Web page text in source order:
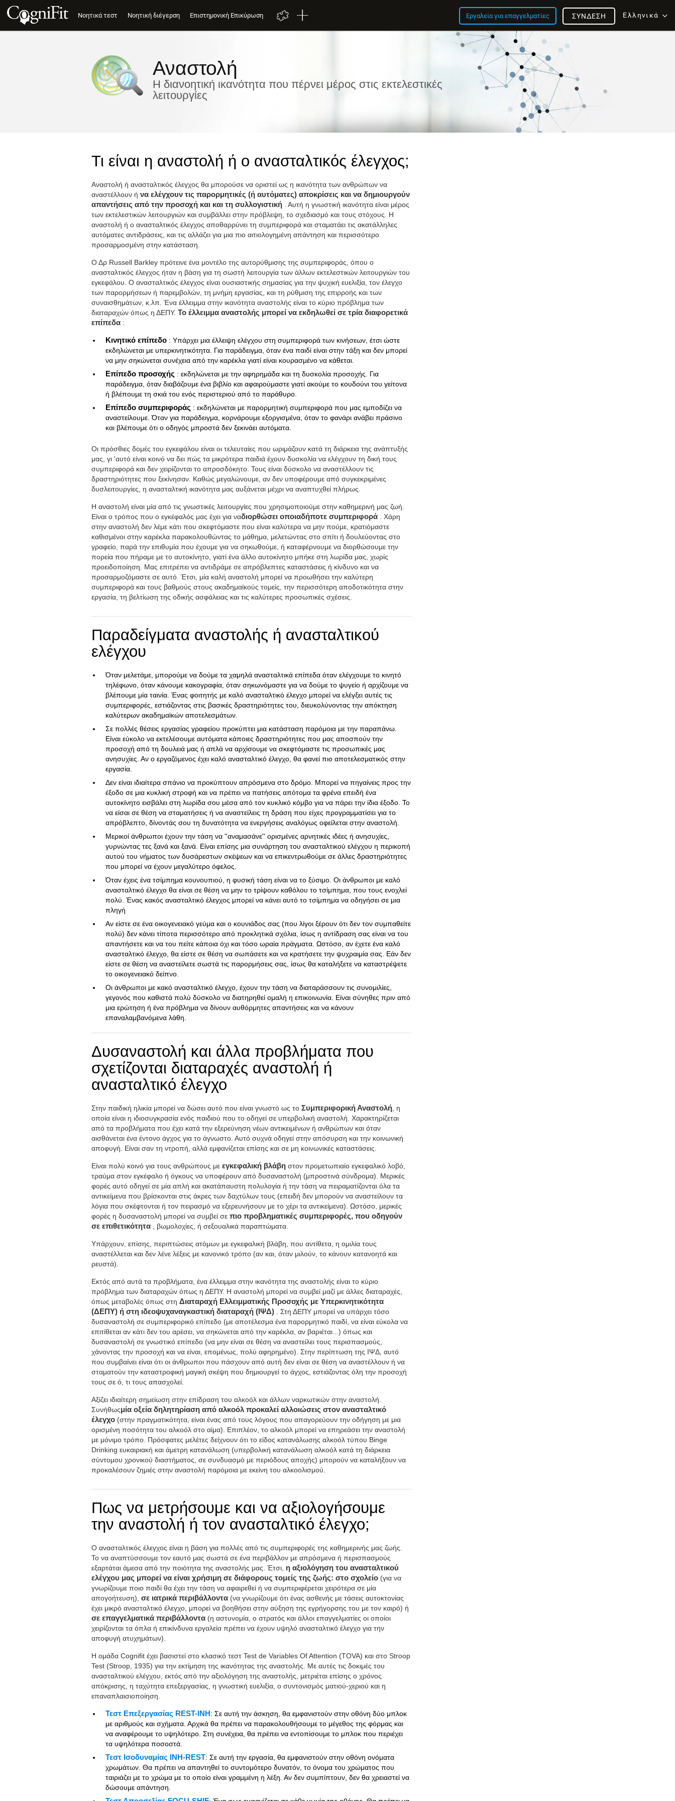
Νοητικά τεστ Νοητική διέγερση Επιστημονική Επικύρωση Εργαλεία για επαγγελματίες Ελληνικά
ΣΎΝΔΕΣΗ
Αναστολή
Η διανοητική ικανότητα που πέρνει μέρος στις εκτελεστικές
λειτουργίες
Τι είναι η αναστολή ή ο ανασταλτικός έλεγχος;
Αναστολή ή ανασταλτικός έλεγχος θα μπορούσε να οριστεί ως η ικανότητα των ανθρώπων να
αναστέλλουν ή να ελέγχουν τις παρορμητικές (ή αυτόματες) αποκρίσεις και να δημιουργούν
απαντήσεις από την προσοχή και και τη συλλογιστική
. Αυτή η γνωστική ικανότητα είναι μέρος
των εκτελεστικών λειτουργιών και συμβάλλει στην πρόβλεψη, το σχεδιασμό και τους στόχους. Η
αναστολή ή ο ανασταλτικός έλεγχος αποθαρρύνει τη συμπεριφορά και σταματάει τις ακατάλληλες
αυτόματες αντιδράσεις, και τις αλλάζει για μια πιο αιτιολογημένη απάντηση και περισσότερο
προσαρμοσμένη στην κατάσταση.
Ο Δρ Russell Barkley πρότεινε ένα μοντέλο της αυτορύθμισης της συμπεριφοράς, όπου ο
ανασταλτικός έλεγχος ήταν η βάση για τη σωστή λειτουργία των άλλων εκτελεστικών λειτουργιών του
εγκεφάλου. Ο ανασταλτικός έλεγχος είναι ουσιαστικής σημασίας για την ψυχική ευελιξία, τον έλεγχο
των παρορμήσεων ή παρεμβολών, τη μνήμη εργασίας, και τη ρύθμιση της επιρροής και των
συναισθημάτων, κ.λπ. Ένα έλλειμμα στην ικανότητα αναστολής είναι το κύριο πρόβλημα των
διαταραχών όπως η ΔΕΠΥ. Το έλλειμμα αναστολής μπορεί να εκδηλωθεί σε τρία διαφορετικά
επίπεδα :
Κινητικό επίπεδο : Υπάρχει μια έλλειψη ελέγχου στη συμπεριφορά των κινήσεων, έτσι ώστε
εκδηλώνεται με υπερκινητικότητα. Για παράδειγμα, όταν ένα παιδί είναι στην τάξη και δεν μπορεί
να μην σηκώνεται συνέχεια από την καρέκλα γιατί είναι κουρασμένο να κάθεται.
Επίπεδο προσοχής : εκδηλώνεται με την αφηρημάδα και τη δυσκολία προσοχής. Για
παράδειγμα, όταν διαβάζουμε ένα βιβλίο και αφαιρούμαστε γιατί ακούμε το κουδούνι του γείτονα
ή βλέπουμε τη σκιά του ενός περιστεριού από το παράθυρο.
Επίπεδο συμπεριφοράς : εκδηλώνεται με παρορμητική συμπεριφορά που μας εμποδίζει να
αναστείλουμε. Όταν για παράδειγμα, κορνάρουμε εξοργισμένα, όταν το φανάρι ανάβει πράσινο
και βλέπουμε ότι ο οδηγός μπροστά δεν ξεκινάει αυτόματα.
Οι πρόσθιες δομές του εγκεφάλου είναι οι τελευταίες που ωριμάζουν κατά τη διάρκεια της ανάπτυξής
μας, γι 'αυτό είναι κοινό να δει πώς τα μικρότερα παιδιά έχουν δυσκολία να ελέγχουν τη δική τους
συμπεριφορά και δεν χειρίζονται το απροσδόκητο. Τους είναι δύσκολο να αναστέλλουν τις
δραστηριότητες που ξεκίνησαν. Καθώς μεγαλώνουμε, αν δεν υποφέρουμε από συγκεκριμένες
δυσλειτουργίες, η ανασταλτική ικανότητα μας αυξάνεται μέχρι να αναπτυχθεί πλήρως.
Η αναστολή είναι μία από τις γνωστικές λειτουργίες που χρησιμοποιούμε στην καθημερινή μας ζωή.
Είναι ο τρόπος που ο εγκέφαλός μας έχει για ναδιορθώσει οποιαδήποτε συμπεριφορά
. Χάρη
στην αναστολή δεν λέμε κάτι που σκεφτόμαστε που είναι καλύτερα να μην πούμε, κρατιόμαστε
καθισμένοι στην καρέκλα παρακολουθώντας το μάθημα, μελετώντας στο σπίτι ή δουλεύοντας στο
γραφείο, παρά την επιθυμία που έχουμε για να σηκωθούμε, ή καταφέρνουμε να διορθώσουμε την
πορεία που πήραμε με το αυτοκίνητο, γιατί ένα άλλο αυτοκίνητο μπήκε στη λωρίδα μας, χωρίς
προειδοποίηση. Μας επιτρέπει να αντιδράμε σε απρόβλεπτες καταστάσεις ή κίνδυνο και να
προσαρμοζόμαστε σε αυτό. Έτσι, μία καλή αναστολή μπορεί να προωθήσει την καλύτερη
συμπεριφορά και τους βαθμούς στους ακαδημαϊκούς τομείς, την περισσότερη αποδοτικότητα στην
εργασία, τη βελτίωση της οδικής ασφάλειας και τις καλύτερες προσωπικές σχέσεις.
Παραδείγματα αναστολής ή ανασταλτικού
ελέγχου
Όταν μελετάμε, μπορούμε να δούμε τα χαμηλά ανασταλτικά επίπεδα όταν ελέγχουμε το κινητό
τηλέφωνο, όταν κάνουμε κακογραφία, όταν σηκωνόμαστε για να δούμε το ψυγείο ή αρχίζουμε να
βλέπουμε μία ταινία. Ένας φοιτητής με καλό ανασταλτικό έλεγχο μπορεί να ελέγξει αυτές τις
συμπεριφορές, εστιάζοντας στις βασικές δραστηριότητες του, διευκολύνοντας την απόκτηση
καλύτερων ακαδημαϊκών αποτελεσμάτων.
Σε πολλές θέσεις εργασίας γραφείου προκύπτει μια κατάσταση παρόμοια με την παραπάνω.
Είναι εύκολο να εκτελέσουμε αυτόματα κάποιες δραστηριότητες που μας αποσπούν την
προσοχή από τη δουλειά μας ή απλά να αρχίσουμε να σκεφτόμαστε τις προσωπικές μας
ανησυχίες. Αν ο εργαζόμενος έχει καλό ανασταλτικό έλεγχο, θα φανεί πιο αποτελεσματικός στην
εργασία.
Δεν είναι ιδιαίτερα σπάνιο να προκύπτουν απρόσμενα στο δρόμο. Μπορεί να πηγαίνεις προς την
έξοδο σε μια κυκλική στροφή και να πρέπει να πατήσεις απότομα τα φρένα επειδή ένα
αυτοκίνητο εισβάλει στη λωρίδα σου μέσα από τον κυκλικό κόμβο για να πάρει την ίδια έξοδο. Το
να είσαι σε θέση να σταματήσεις ή να αναστείλεις τη δράση που είχες προγραμματίσει για το
απρόβλεπτο, δίνοντάς σου τη δυνατότητα να ενεργήσεις αναλόγως οφείλεται στην αναστολή.
Μερικοί άνθρωποι έχουν την τάση να ''αναμασάνε'' ορισμένες αρνητικές ιδέες ή ανησυχίες,
γυρνώντας τες ξανά και ξανά. Είναι επίσης μια συνάρτηση του ανασταλτικού ελέγχου η περικοπή
αυτού του νήματος των δυσάρεστων σκέψεων και να επικεντρωθούμε σε άλλες δραστηριότητες
που μπορεί να έχουν μεγαλύτερο όφελος.
Όταν έχεις ένα τσίμπημα κουνουπιού, η φυσική τάση είναι να το ξύσιμο. Οι άνθρωποι με καλό
ανασταλτικό έλεγχο θα είναι σε θέση να μην το τρίψουν καθόλου το τσίμπημα, που τους ενοχλεί
πολύ. Ένας κακός ανασταλτικό έλεγχος μπορεί να κάνει αυτό το τσίμπημα να οδηγήσει σε μια
πληγή
Αν είστε σε ένα οικογενειακό γεύμα και ο κουνιάδος σας (που λίγοι ξέρουν ότι δεν τον συμπαθείτε
πολύ) δεν κάνει τίποτα περισσότερο από προκλητικά σχόλια, ίσως η αντίδραση σας είναι να του
απαντήσετε και να του πείτε κάποια όχι και τόσο ωραία πράγματα. Ωστόσο, αν έχετε ένα καλό
ανασταλτικό έλεγχο, θα είστε σε θέση να σωπάσετε και να κρατήσετε την ψυχραιμία σας. Εάν δεν
είστε σε θέση να αναστείλετε σωστά τις παρορμήσεις σας, ίσως θα καταλήξετε να καταστρέψετε
το οικογενειακό δείπνο.
Οι άνθρωποι με κακό ανασταλτικό έλεγχο, έχουν την τάση να διαταράσσουν τις συνομιλίες,
γεγονός που καθιστά πολύ δύσκολο να διατηρηθεί ομαλή η επικοινωνία. Είναι σύνηθες πριν από
μια ερώτηση ή ένα πρόβλημα να δίνουν αυθόρμητες απαντήσεις και να κάνουν
επαναλαμβανόμενα λάθη.
Δυσαναστολή και άλλα προβλήματα που
σχετίζονται διαταραχές αναστολή ή
ανασταλτικό έλεγχο
Στην παιδική ηλικία μπορεί να δώσει αυτό που είναι γνωστό ως το Συμπεριφορική Αναστολή , η
οποία είναι η ιδιοσυγκρασία ενός παιδιού που το οδηγεί σε υπερβολική αναστολή. Χαρακτηρίζεται
από τα προβλήματα που έχει κατά την εξερεύνηση νέων αντικειμένων ή ανθρώπων και όταν
αισθάνεται ένα έντονο άγχος για το άγνωστο. Αυτό συχνά οδηγεί στην απόσυρση και την κοινωνική
αποφυγή. Είναι σαν τη ντροπή, αλλά εμφανίζεται επίσης και σε μη κοινωνικές καταστάσεις.
Είναι πολύ κοινό για τους ανθρώπους με εγκεφαλική βλάβη στον προμετωπιαίο εγκεφαλικό λοβό,
τραύμα στον εγκέφαλο ή όγκους να υποφέρουν από δυσαναστολή (μπροστινά σύνδρομα). Μερικές
φορές αυτό οδηγεί σε μία απλή και ακατάπαυστη πολυλογία ή την τάση να πειραματίζονται όλα τα
αντικείμενα που βρίσκονται στις άκρες των δαχτύλων τους (επειδή δεν μπορούν να αναστείλουν τα
λόγια που σκέφτονται ή τον πειρασμό να εξερευνήσουν με το χέρι τα αντικείμενα). Ωστόσο, μερικές
φορές η δυσαναστολή μπορεί να συμβεί σε πιο προβληματικές συμπεριφορές, που οδηγούν
σε επιθετικότητα
, βωμολοχίες, ή σεξουαλικά παραπτώματα.
Υπάρχουν, επίσης, περιπτώσεις ατόμων με εγκεφαλική βλάβη, που αντίθετα, η ομιλία τους
αναστέλλεται και δεν λένε λέξεις με κανονικό τρόπο (αν και, όταν μιλούν, το κάνουν κατανοητά και
ρευστά).
Εκτός από αυτά τα προβλήματα, ένα έλλειμμα στην ικανότητα της αναστολής είναι το κύριο
πρόβλημα των διαταραχών όπως η ΔΕΠΥ. Η αναστολή μπορεί να συμβεί μαζί με άλλες διαταραχές,
όπως μεταβολές όπως στη Διαταραχή Ελλειμματικής Προσοχής με Υπερκινητικότητα
(ΔΕΠΥ) ή στη ιδεοψυχαναγκαστική διαταραχή (ΙΨΔ)
. Στη ΔΕΠΥ μπορεί να υπάρχει τόσο
δυσαναστολή σε συμπεριφορικό επίπεδο (με αποτέλεσμα ένα παρορμητικό παιδί, να είναι εύκολα να
επιτίθεται αν κάτι δεν του αρέσει, να σηκώνεται από την καρέκλα, αν βαριέται...) όπως και
δυσαναστολή σε γνωστικό επίπεδο (να μην είναι σε θέση να αναστείλει τους περισπασμούς,
χάνοντας την προσοχή και να είναι, επομένως, πολύ αφηρημένο). Στην περίπτωση της ΙΨΔ, αυτό
που συμβαίνει είναι ότι οι άνθρωποι που πάσχουν από αυτή δεν είναι σε θέση να αναστέλλουν ή να
σταματούν την καταστροφική μαγική σκέψη που δημιουργεί το άγχος, εστιάζοντας όλη την προσοχή
τους σε ό, τι τους απασχολεί.
Αξίζει ιδιαίτερη σημείωση στην επίδραση του αλκοόλ και άλλων ναρκωτικών στην αναστολή.
Συνήθωςμία οξεία δηλητηρίαση από αλκοόλ προκαλεί αλλοιώσεις στον ανασταλτικό
έλεγχο (στην πραγματικότητα, είναι ένας από τους λόγους που απαγορεύουν την οδήγηση με μια
ορισμένη ποσότητα του αλκοόλ στο αίμα). Επιπλέον, το αλκοόλ μπορεί να επηρεάσει την αναστολή
με μόνιμο τρόπο. Πρόσφατες μελέτες δείχνουν ότι το είδος κατανάλωσης αλκοόλ τύπου Binge
Drinking ευκαιριακή και άμετρη κατανάλωση (υπερβολική κατανάλωση αλκοόλ κατά τη διάρκεια
σύντομου χρονικού διαστήματος, σε συνδυασμό με περιόδους αποχής) μπορούν να καταλήξουν να
προκαλέσουν ζημιές στην αναστολή παρόμοια με εκείνη του αλκοολισμού.
Πως να μετρήσουμε και να αξιολογήσουμε
την αναστολή ή τον ανασταλτικό έλεγχο;
Ο ανασταλτικός έλεγχος είναι η βάση για πολλές από τις συμπεριφορές της καθημερινής μας ζωής.
Το να αναπτύσσουμε τον εαυτό μας σωστά σε ένα περιβάλλον με απρόσμενα ή περισπασμούς
εξαρτάται άμεσα από την ποιότητα της αναστολής μας. Έτσι, η αξιολόγηση του ανασταλτικού
ελέγχου μας μπορεί να είναι χρήσιμη σε διάφορους τομείς της ζωής: στο σχολείο (για να
γνωρίζουμε ποιο παιδί θα έχει την τάση να αφαιρεθεί ή να συμπεριφέρεται χειρότερα σε μία
απογοήτευση), σε ιατρικά περιβάλλοντα (να γνωρίζουμε ότι ένας ασθενής με τάσεις αυτοκτονίας
έχει μικρό ανασταλτικό έλεγχο, μπορεί να βοηθήσει στην αύξηση της εγρήγορσης του με τον καιρό) ή
σε επαγγελματικά περιβάλλοντα (η αστυνομία, ο στρατός και άλλοι επαγγελματίες οι οποίοι
χειρίζονται τα όπλα ή επικίνδυνα εργαλεία πρέπει να έχουν υψηλό ανασταλτικό έλεγχο για την
αποφυγή ατυχημάτων).
Η ομάδα Cognifit έχει βασιστεί στο κλασικό τεστ Test de Variables Of Attention (TOVA) και στο Stroop
Test (Stroop, 1935) για την εκτίμηση της ικανότητας της αναστολής. Με αυτές τις δοκιμές του
ανασταλτικού ελέγχου, εκτός από την αξιολόγηση της αναστολής, μετριέται επίσης ο χρόνος
απόκρισης, η ταχύτητα επεξεργασίας, η γνωστική ευελιξία, ο συντονισμός ματιού-χεριού και η
επαναπλαισιοποίηση.
Τεστ Επεξεργασίας REST-INH : Σε αυτή την άσκηση, θα εμφανιστούν στην οθόνη δύο μπλοκ
με αριθμούς και σχήματα. Αρχικά θα πρέπει να παρακολουθήσουμε το μέγεθος της φόρμας και
να αναφέρουμε το υψηλότερο. Στη συνέχεια, θα πρέπει να εντοπίσουμε το μπλοκ που περιέχει
τα υψηλότερα ποσοστά.
Τεστ Ισοδυναμίας INH-REST: Σε αυτή την εργασία, θα εμφανιστούν στην οθόνη ονόματα
χρωμάτων. Θα πρέπει να απαντηθεί το συντομότερο δυνατόν, το όνομα του χρώματος που
ταιριάζει με το χρώμα με το οποίο είναι γραμμένη η λέξη. Αν δεν συμπίπτουν, δεν θα χρειαστεί να
δώσουμε απάντηση.